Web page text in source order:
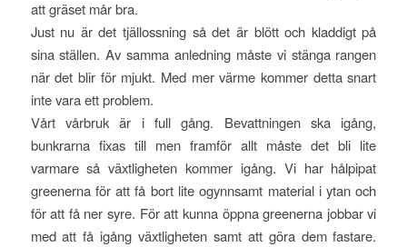
att gräset mår bra.
Just nu är det tjällossning så det är blött och kladdigt på
sina ställen. Av samma anledning måste vi stänga rangen
när det blir för mjukt. Med mer värme kommer detta snart
inte vara ett problem.
Vårt vårbruk är i full gång. Bevattningen ska igång,
bunkrarna fixas till men framför allt måste det bli lite
varmare så växtligheten kommer igång. Vi har hålpipat
greenerna för att få bort lite ogynnsamt material i ytan och
för att få ner syre. För att kunna öppna greenerna jobbar vi
med att få igång växtligheten samt att göra dem fastare.